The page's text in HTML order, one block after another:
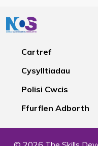
Cartref
Cysylltiadau
Polisi Cwcis
Ffurflen Adborth